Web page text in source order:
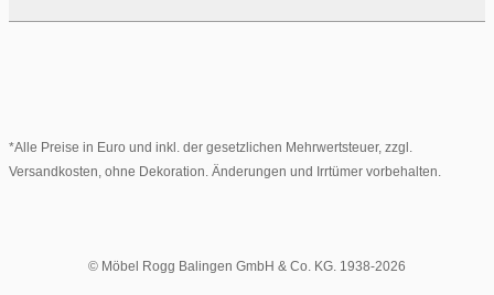
*Alle Preise in Euro und inkl. der gesetzlichen Mehrwertsteuer, zzgl.
Versandkosten, ohne Dekoration. Änderungen und Irrtümer vorbehalten.
© Möbel Rogg Balingen GmbH & Co. KG. 1938-2026